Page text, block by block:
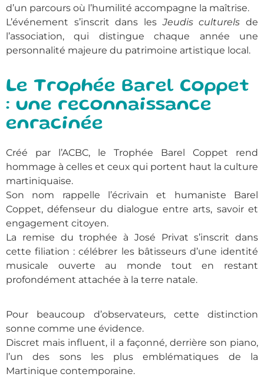
d’un parcours où l’humilité accompagne la maîtrise.
L’événement s’inscrit dans lesJeudis culturels de
l’association, qui distingue chaque année une
personnalité majeure du patrimoine artistique local.
Le Trophée Barel Coppet
: une reconnaissance
enracinée
Créé par l’ACBC, le Trophée Barel Coppet rend
hommage à celles et ceux qui portent haut la culture
martiniquaise.
Son nom rappelle l’écrivain et humaniste Barel
Coppet, défenseur du dialogue entre arts, savoir et
engagement citoyen.
La remise du trophée à José Privat s’inscrit dans
cette filiation : célébrer les bâtisseurs d’une identité
musicale ouverte au monde tout en restant
profondément attachée à la terre natale.
Pour beaucoup d’observateurs, cette distinction
sonne comme une évidence.
Discret mais influent, il a façonné, derrière son piano,
l’un des sons les plus emblématiques de la
Martinique contemporaine.